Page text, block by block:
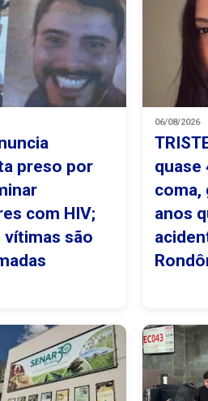
preso por
com HIV;
vítimas são
06/08/2026
quase
coma,
anos